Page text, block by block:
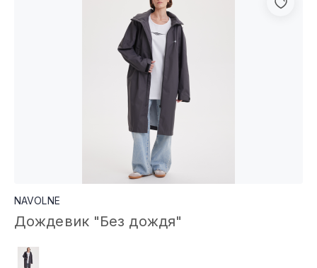
NAVOLNE
Дождевик "Без дождя"